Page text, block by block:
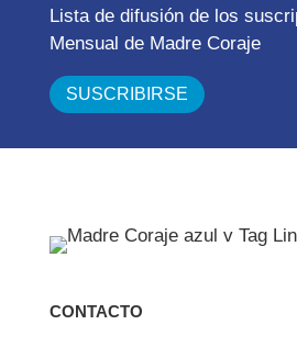
Lista de difusión de los
Mensual de Madre Coraje
CONTACTO